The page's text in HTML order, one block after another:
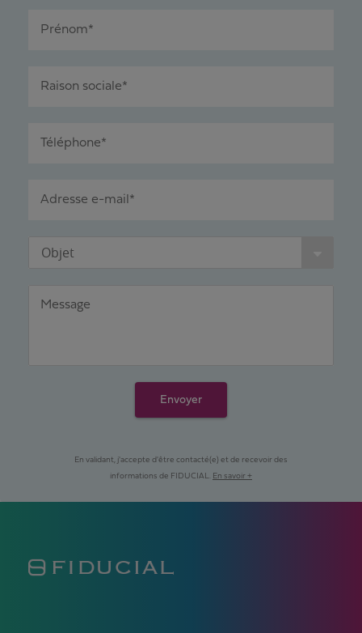
Prénom*
Raison sociale*
Téléphone*
Adresse e-mail*
Objet
Message
Envoyer
En validant, j'accepte d'être contacté(e) et de recevoir des
informations de FIDUCIAL. En savoir +